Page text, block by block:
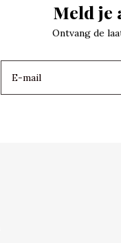
Meld je
Ontvang de